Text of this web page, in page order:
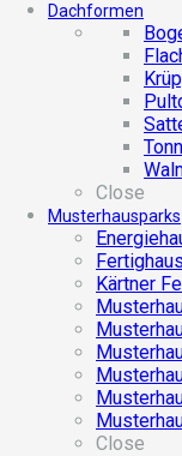
Dachformen
Close
Musterhausparks
Kärtner
Close